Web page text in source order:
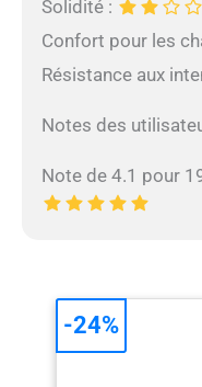
Solidité :
Confort pour les
Résistance aux
Notes des
Note de 4.1 pour
-24%